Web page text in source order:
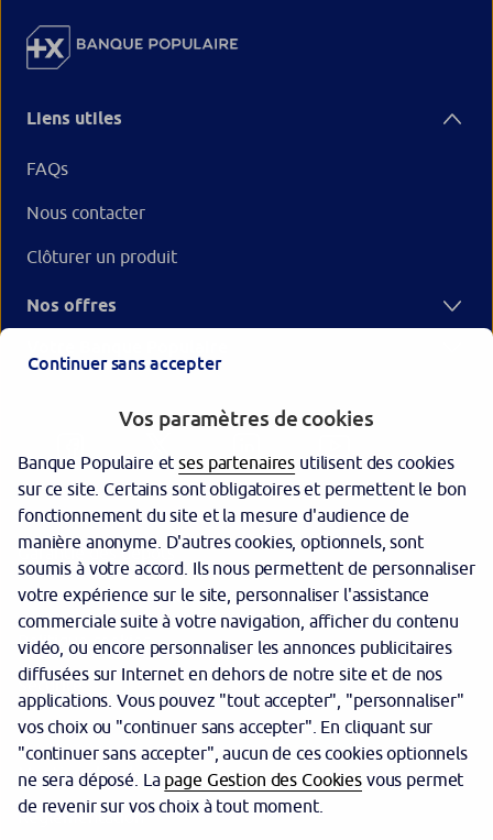
Liens utiles
FAQs
Nous contacter
Clôturer un produit
Nos offres
Garantie des dépôts
Protection des données personnelles
Politique cookies
Sécurité
Tarifs
Mentions légales
Réglementation
Continuer sans accepter
Vos paramètres de cookies
Banque Populaire etses partenaires utilisent des cookies
sur ce site. Certains sont obligatoires et permettent le bon
fonctionnement du site et la mesure d'audience de
manière anonyme. D'autres cookies, optionnels, sont
soumis à votre accord. Ils nous permettent de personnaliser
votre expérience sur le site, personnaliser l'assistance
commerciale suite à votre navigation, afficher du contenu
vidéo, ou encore personnaliser les annonces publicitaires
diffusées sur Internet en dehors de notre site et de nos
applications. Vous pouvez "tout accepter", "personnaliser"
vos choix ou "continuer sans accepter". En cliquant sur
"continuer sans accepter", aucun de ces cookies optionnels
ne sera déposé. La page Gestion des Cookiesvous permet
de revenir sur vos choix à tout moment.